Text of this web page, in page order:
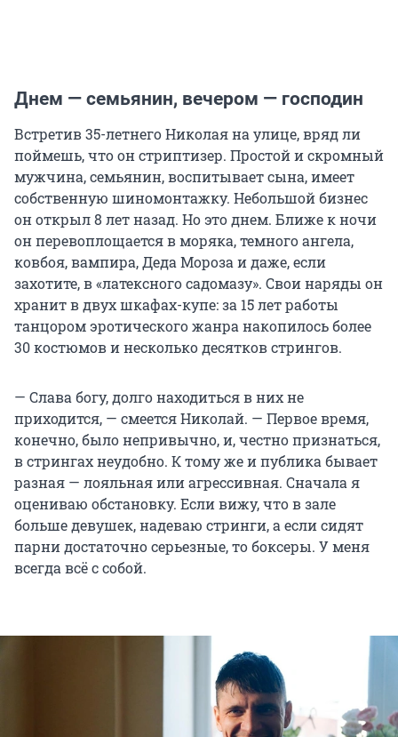
Днем — семьянин, вечером — господин
Встретив 35-летнего Николая на улице, вряд ли
поймешь, что он стриптизер. Простой и скромный
мужчина, семьянин, воспитывает сына, имеет
собственную шиномонтажку. Небольшой бизнес
он открыл 8 лет назад. Но это днем. Ближе к ночи
он перевоплощается в моряка, темного ангела,
ковбоя, вампира, Деда Мороза и даже, если
захотите, в «латексного садомазу». Свои наряды он
хранит в двух шкафах-купе: за 15 лет работы
танцором эротического жанра накопилось более
30 костюмов и несколько десятков стрингов.
— Слава богу, долго находиться в них не
приходится, — смеется Николай. — Первое время,
конечно, было непривычно, и, честно признаться,
в стрингах неудобно. К тому же и публика бывает
разная — лояльная или агрессивная. Сначала я
оцениваю обстановку. Если вижу, что в зале
больше девушек, надеваю стринги, а если сидят
парни достаточно серьезные, то боксеры. У меня
всегда всё с собой.